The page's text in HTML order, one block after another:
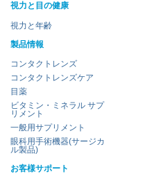
視力と目の健康
視力と年齢
製品情報
コンタクトレンズ
コンタクトレンズケア
目薬
ビタミン・ミネラル サプ
リメント
一般用サプリメント
眼科用手術機器(サージカ
ル製品)
お客様サポート